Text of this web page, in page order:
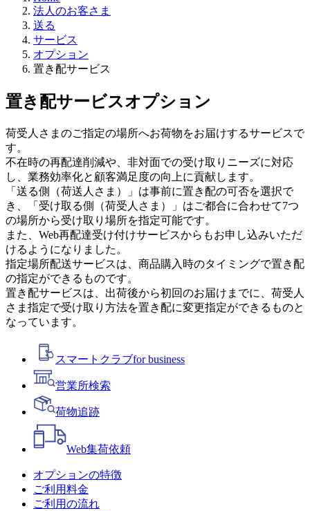
法人のお客さま
送る
サービス
オプション
置き配サービス
置き配サービスオプション
荷受人さまのご指定の場所へお荷物をお届けするサービスで
す。
不在時の再配達削減や、非対面での受け取りニーズに対応
し、業務効率化と顧客満足度の向上に貢献します。
「送る側（荷送人さま）」は事前に置き配の可否を選択で
き、「受け取る側（荷受人さま）」はご都合に合わせて7つ
の場所から受け取り場所を指定可能です。
また、Web再配達受け付けサービスからもお申し込みいただ
けるようになりました。
指定場所配送サービスは、商品購入時のタイミングで置き配
の指定ができるものです。
置き配サービスは、出荷後から初回のお届けまでに、荷受人
さま指定で受け取り方法を置き配に変更指定ができるものと
なっています。
スマートクラブfor business
営業所検索
荷物追跡
Web集荷依頼
オプションの特徴
ご利用料金
ご利用の流れ